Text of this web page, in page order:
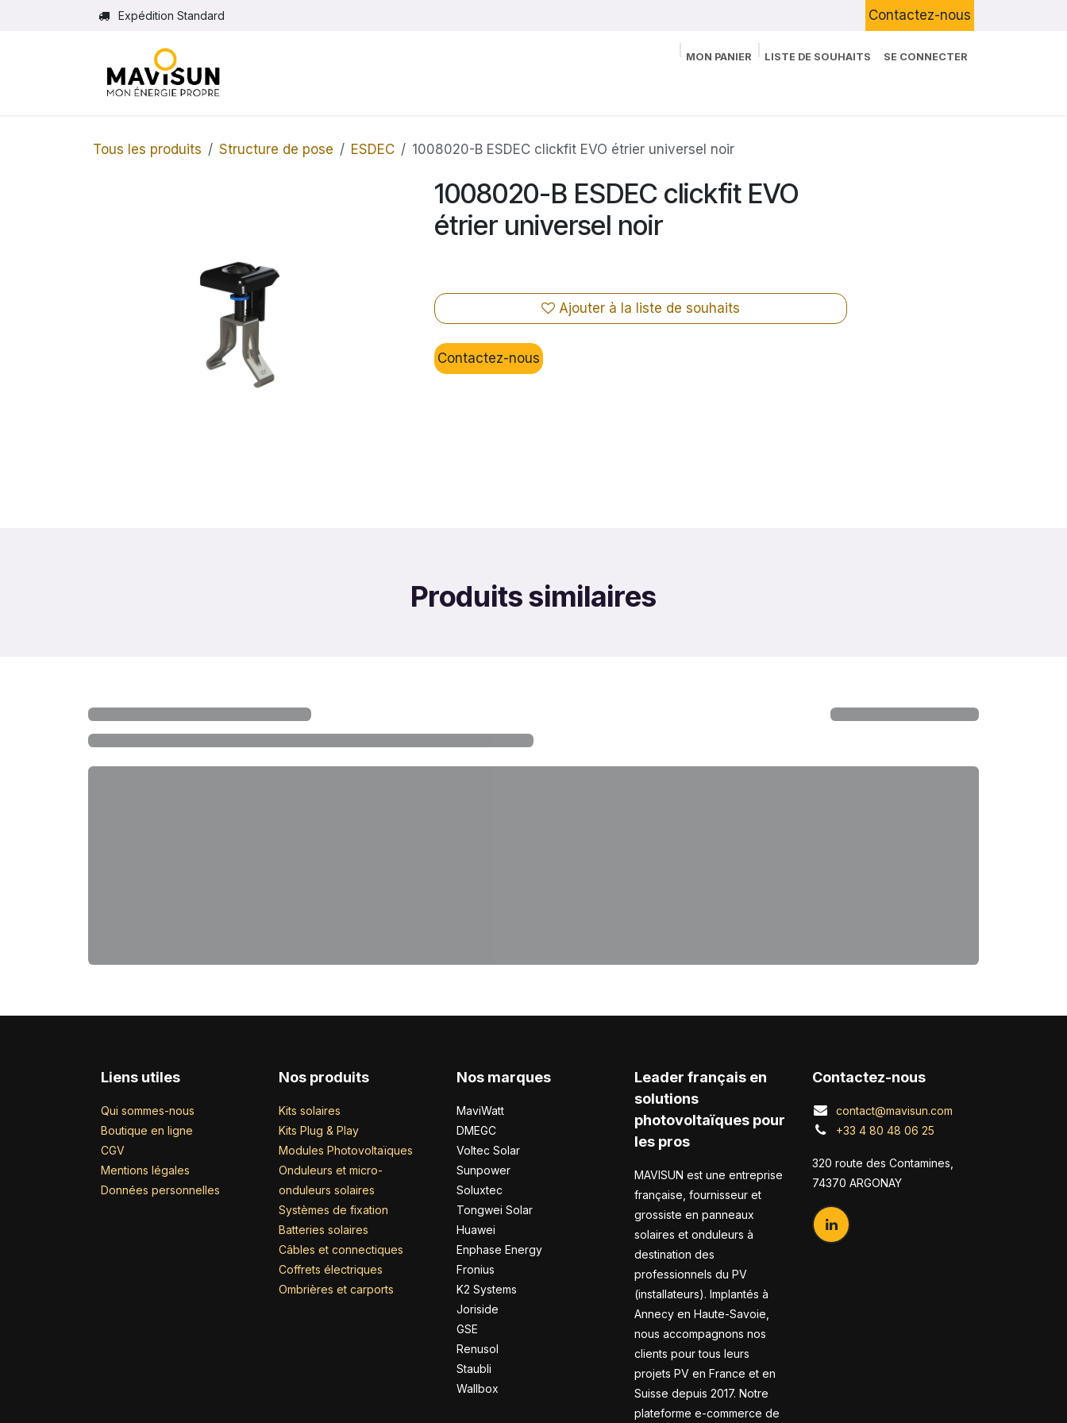
Se rendre au contenuExpédition Standard Contactez-nous
MON PANIER LISTE DE SOUHAITS SE CONNECTER
Tous les produits Structure de pose ESDEC 1008020-B ESDEC clickfit EVO étrier universel noir
1008020-B ESDEC clickfit EVO
étrier universel noir
Ajouter à la liste de souhaits
Contactez-nous
Produits similaires
Liens utiles
Qui sommes-nous
Boutique en ligne
CGV
Mentions légales
Données personnelles
Nos produits
Kits solaires
Kits Plug & Play
Modules Photovoltaïques
Onduleurs et micro-
onduleurs solaires
Systèmes de fixation
Batteries solaires
Câbles et connectiques
Coffrets électriques
Ombrières et carports
Nos marques
MaviWatt
DMEGC
Voltec Solar
Sunpower
Soluxtec
Tongwei Solar
Huawei
Enphase Energy
Fronius
K2 Systems
Joriside
GSE
Renusol
Staubli
Wallbox
Leader français en
solutions
photovoltaïques pour
les pros
MAVISUN est une entreprise
française, fournisseur et
grossiste en panneaux
solaires et onduleurs à
destination des
professionnels du PV
(installateurs). Implantés à
Annecy en Haute-Savoie,
nous accompagnons nos
clients pour tous leurs
projets PV en France et en
Suisse depuis 2017. Notre
plateforme e-commerce de
Contactez-nous
contact@mavisun.com
+33 4 80 48 06 25
320 route des Contamines,
74370 ARGONAY